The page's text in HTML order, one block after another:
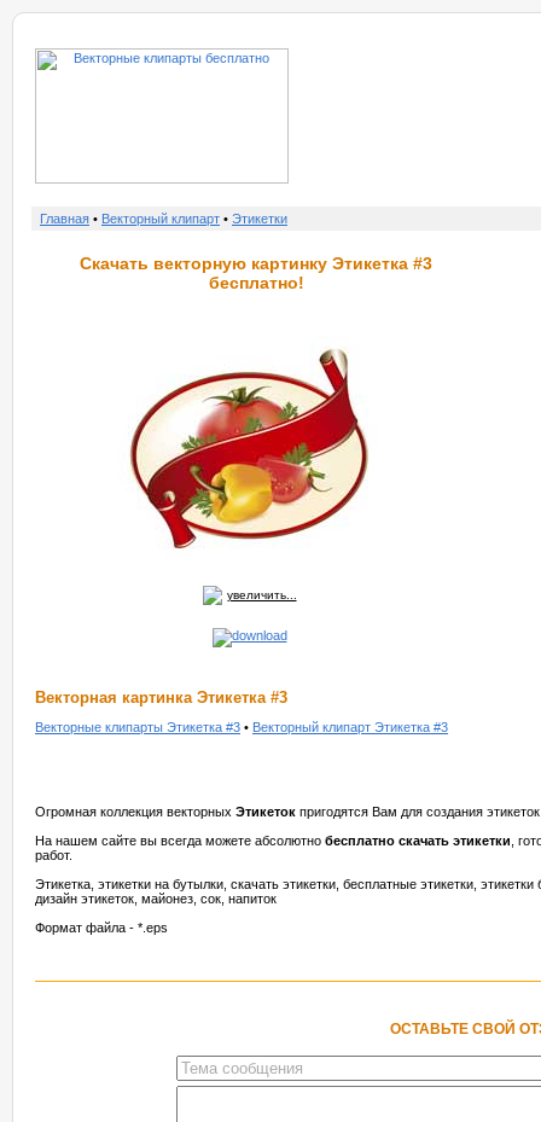
Главная • Векторный клипарт • Этикетки
Скачать векторную картинку Этикетка #3
бесплатно!
увеличить...
Векторная картинка Этикетка #3
Векторные клипарты Этикетка #3 • Векторный клипарт Этикетка #3
Огромная коллекция векторных Этикеток пригодятся Вам для создания
На нашем сайте вы всегда можете абсолютно бесплатно скачать этикетки ,
работ.
Этикетка, этикетки на бутылки, скачать этикетки, бесплатные этикетки,
дизайн этикеток, майонез, сок, напиток
Формат файла - *.eps
ОСТАВЬТЕ СВОЙ